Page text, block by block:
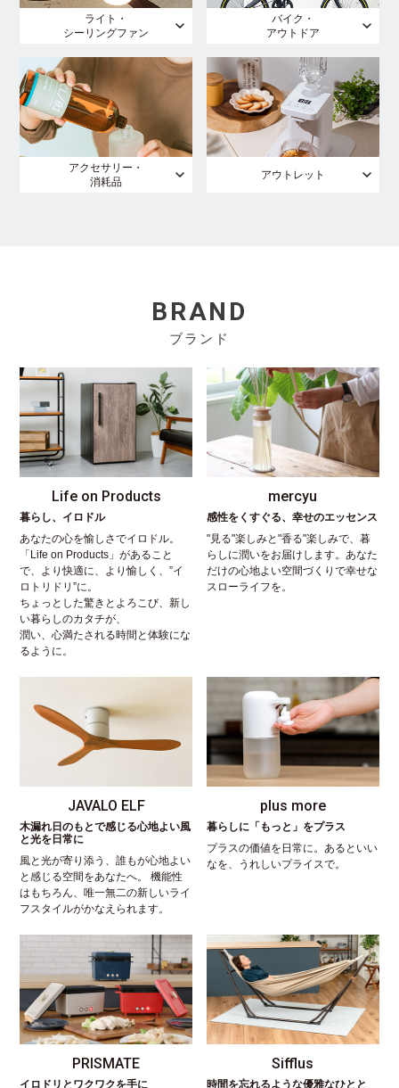
ライト・
シーリングファン
バイク・
アウトドア
アクセサリー・
消耗品
アウトレット
BRAND
ブランド
Life on Products
暮らし、イロドル
あなたの心を愉しさでイロドル。
「Life on Products」があること
で、より快適に、より愉しく、”イ
ロトリドリ”に。
ちょっとした驚きとよろこび、新し
い暮らしのカタチが、
潤い、心満たされる時間と体験にな
るように。
mercyu
感性をくすぐる、幸せのエッセンス
"見る"楽しみと"香る"楽しみで、暮
らしに潤いをお届けします。あなた
だけの心地よい空間づくりで幸せな
スローライフを。
JAVALO ELF
木漏れ日のもとで感じる心地よい風
と光を日常に
風と光が寄り添う、誰もが心地よい
と感じる空間をあなたへ。 機能性
はもちろん、唯一無二の新しいライ
フスタイルがかなえられます。
plus more
暮らしに「もっと」をプラス
プラスの価値を日常に。あるといい
なを、うれしいプライスで。
PRISMATE
イロドリとワクワクを手に
Sifflus
時間を忘れるような優雅なひとと